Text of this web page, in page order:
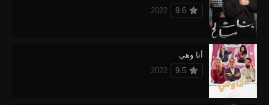
9.6
2022
أنا وهي
9.5
2022